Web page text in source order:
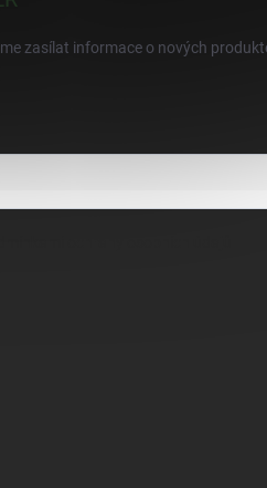
zasílat informace o nových